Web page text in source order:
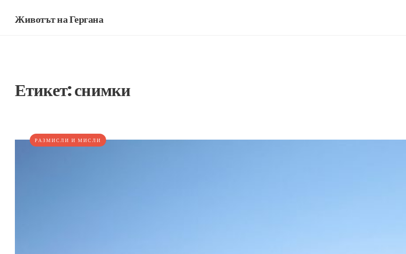
Животът на Гергана
Етикет:снимки
РАЗМИСЛИ И МИСЛИ